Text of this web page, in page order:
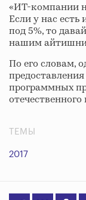
«ИТ-компании
Если у нас
под 5%, то
нашим
По его словам,
программных
ТЕМЫ
2017